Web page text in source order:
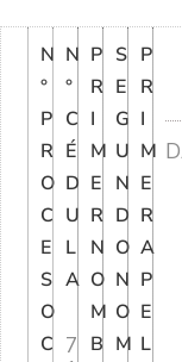
N
°
P
R
O
C
E
S
O
C
N
°
C
É
D
U
L
A
7
P
R
I
M
E
R
N
O
M
B
S
E
G
U
N
D
O
N
O
M
P
R
I
M
E
R
A
P
E
L